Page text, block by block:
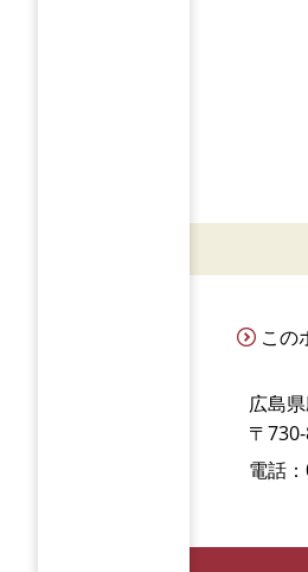
この
広島
〒
電話